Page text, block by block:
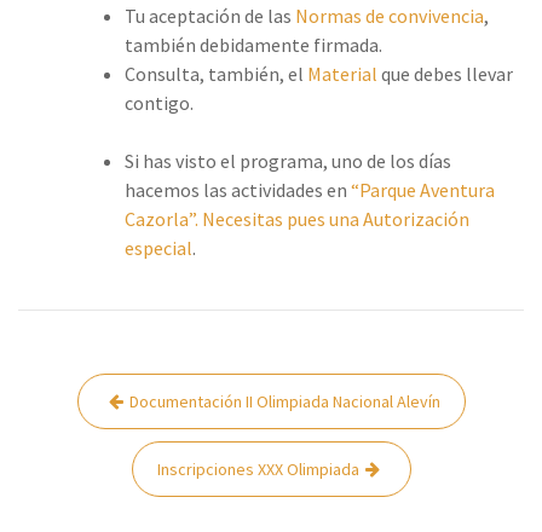
Tu aceptación de las Normas de convivencia,
también debidamente firmada.
Consulta, también, el Material que debes llevar
contigo.
Si has visto el programa, uno de los días
hacemos las actividades en “Parque Aventura
Cazorla”. Necesitas pues una Autorización
especial.
Navegación
entradas
Documentación II Olimpiada Nacional Alevín
Inscripciones XXX Olimpiada